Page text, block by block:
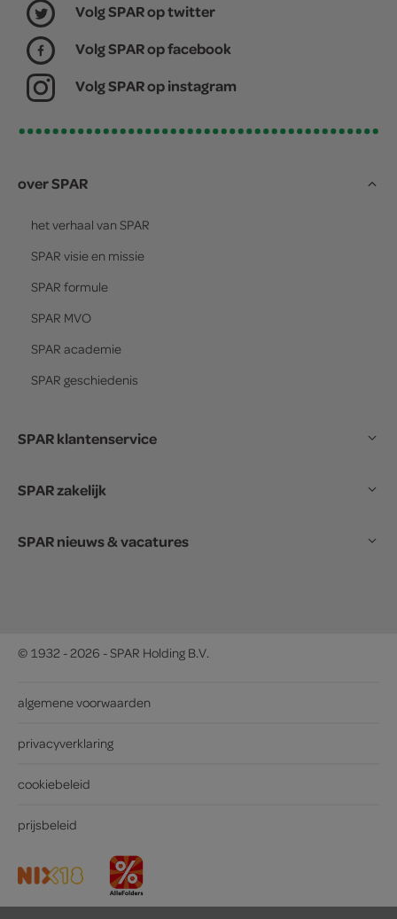
Volg SPAR op twitter
Volg SPAR op facebook
Volg SPAR op instagram
over SPAR
het verhaal van SPAR
SPAR visie en missie
SPAR formule
SPAR MVO
SPAR academie
SPAR geschiedenis
SPAR klantenservice
SPAR zakelijk
SPAR nieuws & vacatures
© 1932 - 2026 - SPAR Holding B.V.
algemene voorwaarden
privacyverklaring
cookiebeleid
prijsbeleid